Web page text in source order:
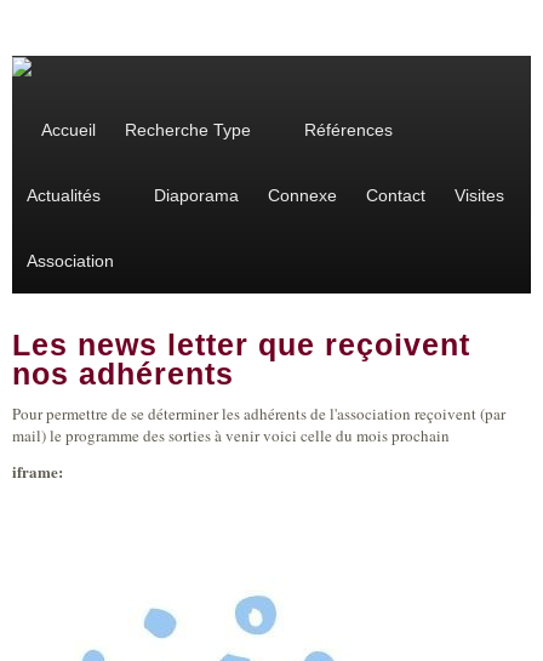
Accueil Recherche Type Références
Actualités Diaporama Connexe Contact Visites
Association
Les news letter que reçoivent
nos adhérents
Pour permettre de se déterminer les adhérents de l'association reçoivent (par
mail) le programme des sorties à venir voici celle du mois prochain
iframe: